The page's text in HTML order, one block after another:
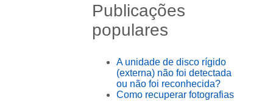
Publicações
populares
A unidade de disco rígido
(externa) não foi detectada
ou não foi reconhecida?
Como recuperar fotografias